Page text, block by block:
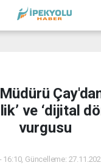
ve ‘dijital
vurgusu
16:10, Güncelleme: